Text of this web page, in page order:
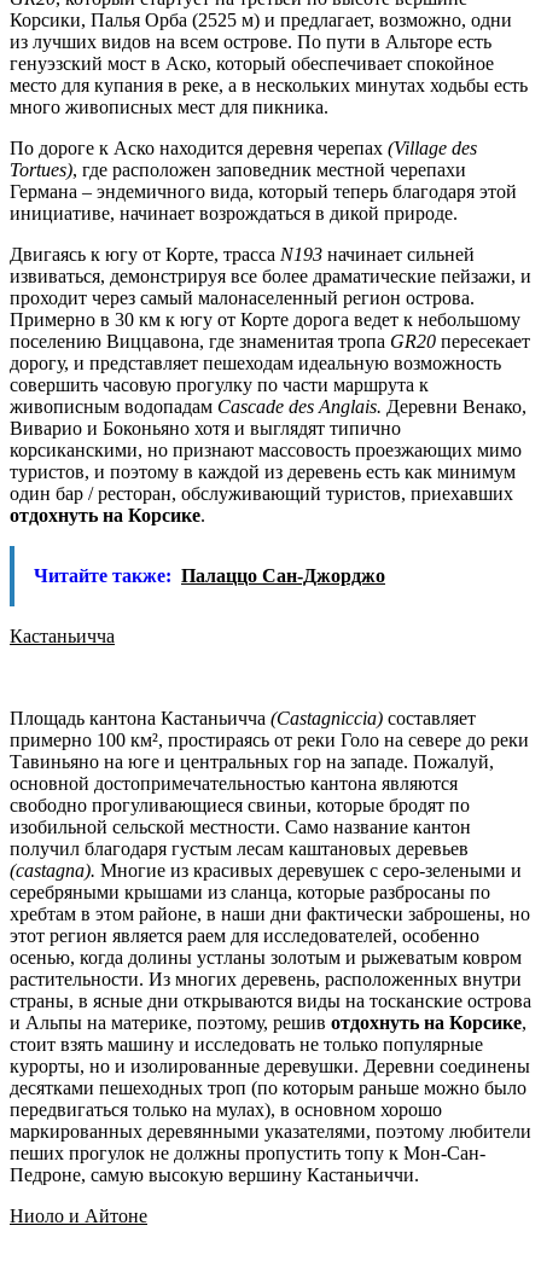
Корсики, Палья Орба (2525 м) и предлагает, возможно, одни
из лучших видов на всем острове. По пути в Альторе есть
генуэзский мост в Аско, который обеспечивает спокойное
место для купания в реке, а в нескольких минутах ходьбы есть
много живописных мест для пикника.
По дороге к Аско находится деревня черепах (Village des
Tortues), где расположен заповедник местной черепахи
Германа – эндемичного вида, который теперь благодаря этой
инициативе, начинает возрождаться в дикой природе.
Двигаясь к югу от Корте, трасса N193 начинает сильней
извиваться, демонстрируя все более драматические пейзажи, и
проходит через самый малонаселенный регион острова.
Примерно в 30 км к югу от Корте дорога ведет к небольшому
поселению Виццавона, где знаменитая тропа GR20 пересекает
дорогу, и представляет пешеходам идеальную возможность
совершить часовую прогулку по части маршрута к
живописным водопадам Cascade des Anglais. Деревни Венако,
Виварио и Боконьяно хотя и выглядят типично
корсиканскими, но признают массовость проезжающих мимо
туристов, и поэтому в каждой из деревень есть как минимум
один бар / ресторан, обслуживающий туристов, приехавших
отдохнуть на Корсике.
Читайте также: Палаццо Сан-Джорджо
Кастаньичча
Площадь кантона Кастаньичча (Castagniccia) составляет
примерно 100 км², простираясь от реки Голо на севере до реки
Тавиньяно на юге и центральных гор на западе. Пожалуй,
основной достопримечательностью кантона являются
свободно прогуливающиеся свиньи, которые бродят по
изобильной сельской местности. Само название кантон
получил благодаря густым лесам каштановых деревьев
(castagna). Многие из красивых деревушек с серо-зелеными и
серебряными крышами из сланца, которые разбросаны по
хребтам в этом районе, в наши дни фактически заброшены, но
этот регион является раем для исследователей, особенно
осенью, когда долины устланы золотым и рыжеватым ковром
растительности. Из многих деревень, расположенных внутри
страны, в ясные дни открываются виды на тосканские острова
и Альпы на материке, поэтому, решив отдохнуть на Корсике,
стоит взять машину и исследовать не только популярные
курорты, но и изолированные деревушки. Деревни соединены
десятками пешеходных троп (по которым раньше можно было
передвигаться только на мулах), в основном хорошо
маркированных деревянными указателями, поэтому любители
пеших прогулок не должны пропустить топу к Мон-Сан-
Педроне, самую высокую вершину Кастаньиччи.
Ниоло и Айтоне